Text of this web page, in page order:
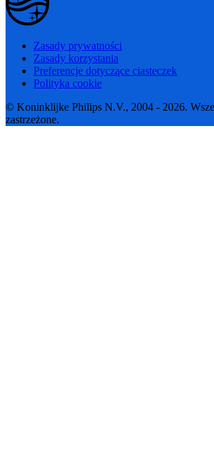
Zasady prywatności
Zasady korzystania
Preferencje dotyczące ciasteczek
Polityka cookie
© Koninklijke Philips N.V., 2004 - 2026.
zastrzeżone.